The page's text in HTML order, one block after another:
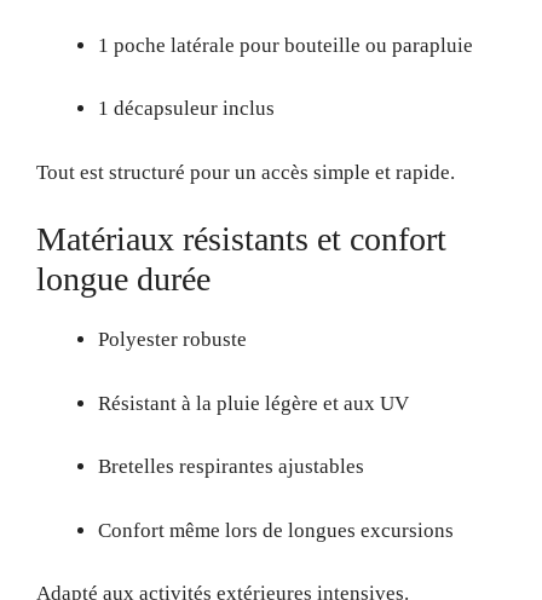
1 poche latérale pour bouteille ou parapluie
1 décapsuleur inclus
Tout est structuré pour un accès simple et rapide.
Matériaux résistants et confort
longue durée
Polyester robuste
Résistant à la pluie légère et aux UV
Bretelles respirantes ajustables
Confort même lors de longues excursions
Adapté aux activités extérieures intensives.